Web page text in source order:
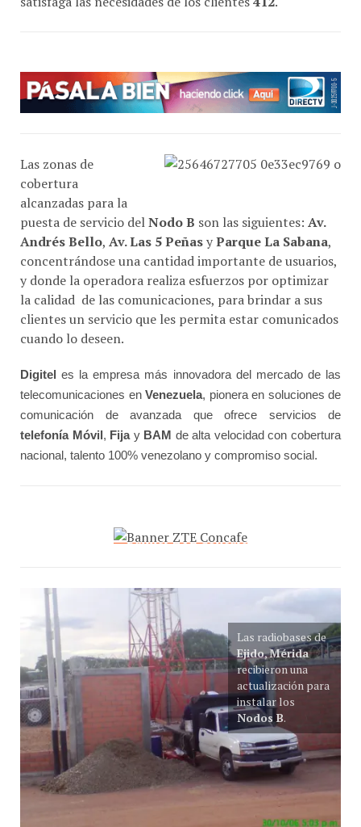
cobertura
alcanzadas para la
puesta de servicio del
Andrés Bello,Av. Las 5 PeñasyParque La Sabana
concentrándose una cantidad importante de usuarios,
y donde la operadora realiza esfuerzos por optimizar
la calidad de las comunicaciones, para brindar a sus
clientes un servicio que les permita estar comunicados
cuando lo deseen.
telecomunicaciones en Venezuela, pionera en soluciones de
comunicación de avanzada que ofrece servicios de
telefonía Móvil
,FijayBAMde alta velocidad con cobertura
nacional, talento 100% venezolano y compromiso social.
Ejido,Mérida
recibieron una
actualización para
instalar los
Nodos B.